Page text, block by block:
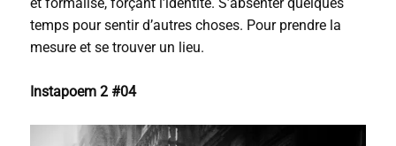
temps pour sentir d’autres choses. Pour prendre la
mesure et se trouver un lieu.
Instapoem 2 #04